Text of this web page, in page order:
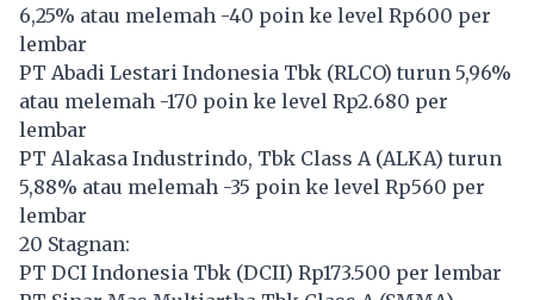
6,25% atau melemah -40 poin ke level Rp600 per
lembar
PT Abadi Lestari Indonesia Tbk (RLCO) turun 5,96%
atau melemah -170 poin ke level Rp2.680 per
lembar
PT Alakasa Industrindo, Tbk Class A (ALKA) turun
5,88% atau melemah -35 poin ke level Rp560 per
lembar
20 Stagnan:
PT DCI Indonesia Tbk (DCII) Rp173.500 per lembar